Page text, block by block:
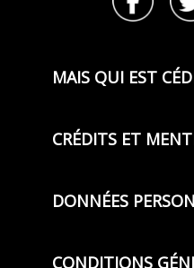
MAIS QUI EST
CRÉDITS ET
DONNÉES
CONDITIONS